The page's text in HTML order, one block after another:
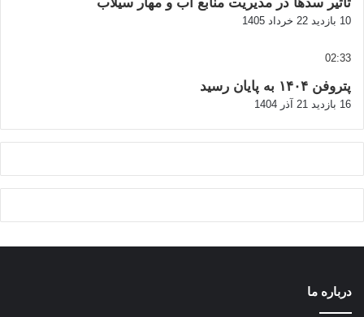
10 بازدید 22 خرداد 1405
02:33
پتروفن ۱۴۰۴ به پایان رسید
16 بازدید 21 آذر 1404
درباره ما